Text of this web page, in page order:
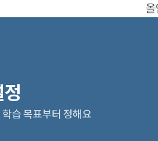
습 목표부터 정해요